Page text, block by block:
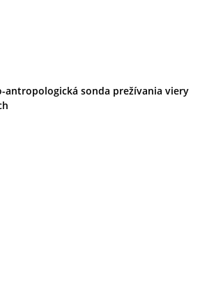
antropologická sonda prežívania viery